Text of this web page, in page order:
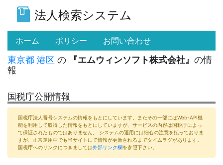
法人検索システム
ホーム (current)
ポリシー お問い合わせ
東京都 港区 の 『エムウィンソフト株式会社』 の情
報
国税庁公開情報
国税庁法人番号システムの情報をもとにしています。またその一部にはWeb-API機
能を利用して取得した情報をもとにしていますが、サービスの内容は国税庁によっ
て保証されたものではありません。 システムの運用には細心の注意を払っておりま
すが、正常運用中でも当サイトにて情報が更新されるまでタイムラグがあります。
国税庁へのリンクにつきましては外部リンク欄を参照下さい。